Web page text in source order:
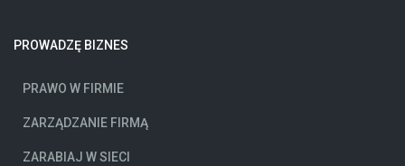
PROWADZĘ BIZNES
PRAWO W FIRMIE
ZARZĄDZANIE FIRMĄ
ZARABIAJ W SIECI